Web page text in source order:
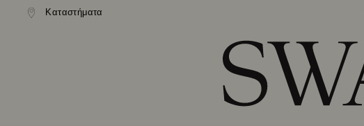
Accesskeys list
Καταστήματα
αποστολή άνω των 99 EUR